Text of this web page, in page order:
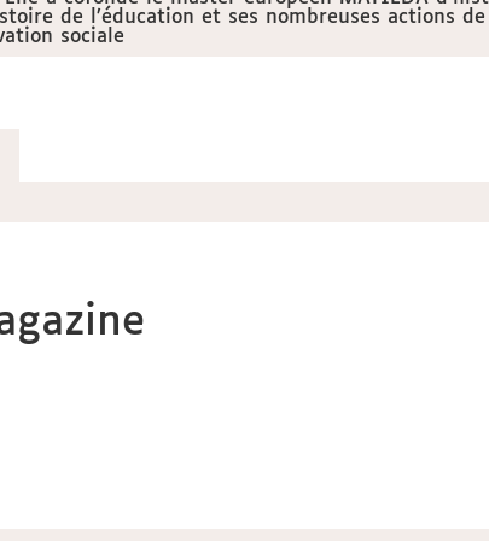
de l’éducation et ses nombreuses actions
sociale